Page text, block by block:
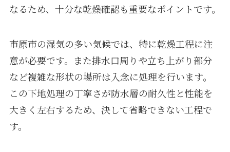
なるため、十分な乾燥確認も重要なポイントです。
市原市の湿気の多い気候では、特に乾燥工程に注
意が必要です。また排水口周りや立ち上がり部分
など複雑な形状の場所は入念に処理を行います。
この下地処理の丁寧さが防水層の耐久性と性能を
大きく左右するため、決して省略できない工程で
す。